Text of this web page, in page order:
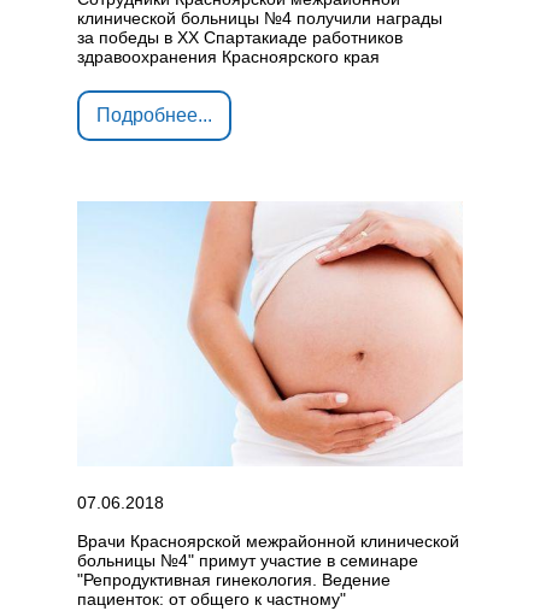
клинической больницы №4 получили награды
за победы в ХХ Спартакиаде работников
здравоохранения Красноярского края
Подробнее...
07.06.2018
Врачи Красноярской межрайонной клинической
больницы №4" примут участие в семинаре
"Репродуктивная гинекология. Ведение
пациенток: от общего к частному"